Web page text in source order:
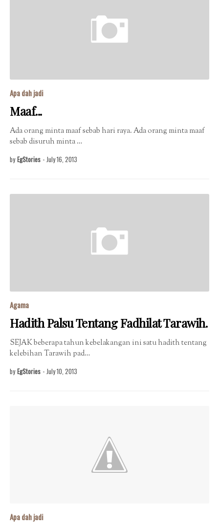
Apa dah jadi
Maaf...
Ada orang minta maaf sebab hari raya. Ada orang minta maaf
sebab disuruh minta …
by EgStories - July 16, 2013
Agama
Hadith Palsu Tentang Fadhilat Tarawih.
SEJAK beberapa tahun kebelakangan ini satu hadith tentang
kelebihan Tarawih pad…
by EgStories - July 10, 2013
Apa dah jadi